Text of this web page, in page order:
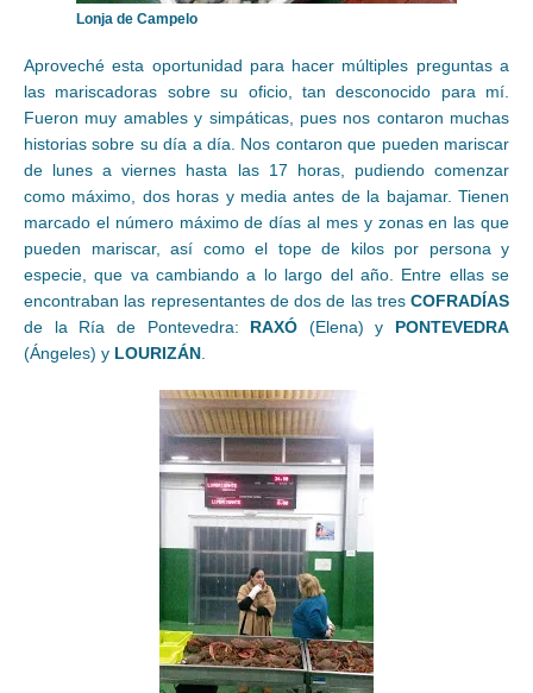
Lonja de Campelo
Aproveché esta oportunidad para hacer múltiples preguntas a
las mariscadoras sobre su oficio, tan desconocido para mí.
Fueron muy amables y simpáticas, pues nos contaron muchas
historias sobre su día a día. Nos contaron que pueden mariscar
de lunes a viernes hasta las 17 horas, pudiendo comenzar
como máximo, dos horas y media antes de la bajamar. Tienen
marcado el número máximo de días al mes y zonas en las que
pueden mariscar, así como el tope de kilos por persona y
especie, que va cambiando a lo largo del año. Entre ellas se
encontraban las representantes de dos de las tres COFRADÍAS
de la Ría de Pontevedra: RAXÓ (Elena) y PONTEVEDRA
(Ángeles) y LOURIZÁN